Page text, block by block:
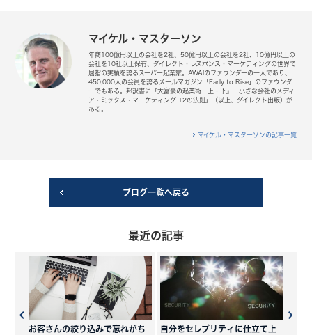
マイケル・マスターソン
年商100億円以上の会社を2社、50億円以上の会社を2社、10億円以上の
会社を10社以上保有、ダイレクト・レスポンス・マーケティングの世界で
屈指の実績を誇るスーパー起業家。AWAIのファウンダーの一人であり、
450,000人の会員を誇るメールマガジン「Early to Rise」のファウンダ
ーでもある。邦訳書に『大富豪の起業術 上・下』「小さな会社のメディ
ア・ミックス・マーケティング 12の法則』（以上、ダイレクト出版）が
ある。
マイケル・マスターソンの記事一覧
ブログ一覧へ戻る
最近の記事
お客さんの絞り込みで忘れがち
自分をセレブリティに仕立て上